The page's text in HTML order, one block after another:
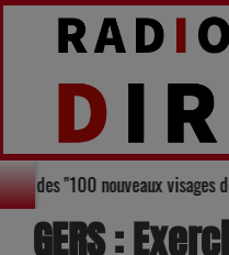
des "100 nouveaux
GERS :